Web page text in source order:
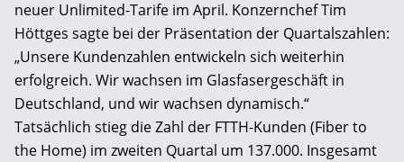
neuer Unlimited-Tarife im April. Konzernchef Tim
Höttges sagte bei der Präsentation der Quartalszahlen:
„Unsere Kundenzahlen entwickeln sich weiterhin
erfolgreich. Wir wachsen im Glasfasergeschäft in
Deutschland, und wir wachsen dynamisch.“
Tatsächlich stieg die Zahl der FTTH-Kunden (Fiber to
the Home) im zweiten Quartal um 137.000. Insgesamt